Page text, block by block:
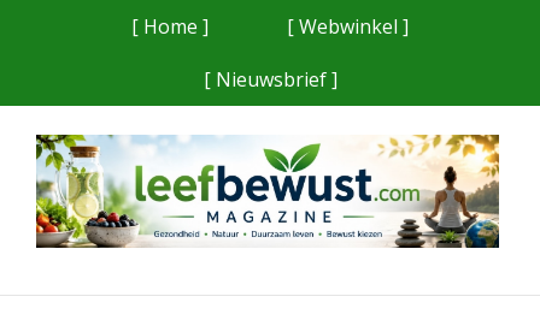
[ Home ]
[ Webwinkel ]
[ Nieuwsbrief ]